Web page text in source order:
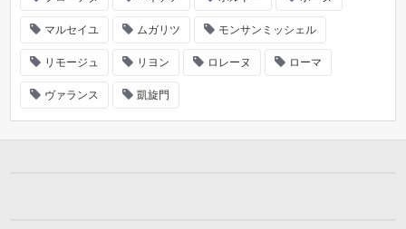
マルセイユ ムガリツ モンサンミッシェル
リモージュ リヨン ロレーヌ ローマ
ヴァランス 凱旋門